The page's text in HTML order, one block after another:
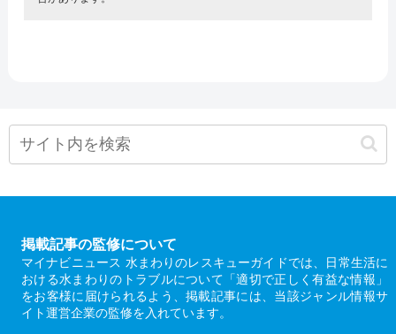
掲載記事の監修について
マイナビニュース 水まわりのレスキューガイドでは、日常生活に
おける水まわりのトラブルについて「適切で正しく有益な情報」
をお客様に届けられるよう、掲載記事には、当該ジャンル情報サ
イト運営企業の監修を入れています。